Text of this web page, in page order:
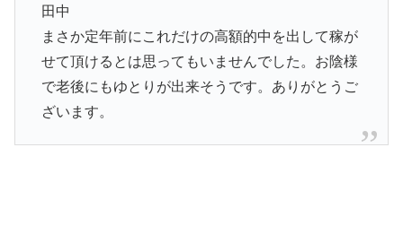
田中
まさか定年前にこれだけの高額的中を出して稼が
せて頂けるとは思ってもいませんでした。お陰様
で老後にもゆとりが出来そうです。ありがとうご
ざいます。